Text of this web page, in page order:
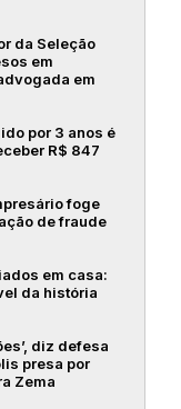
da Seleção
em
em
por 3 anos é
R$ 847
foge
de fraude
em casa:
da história
diz defesa
presa por
Zema